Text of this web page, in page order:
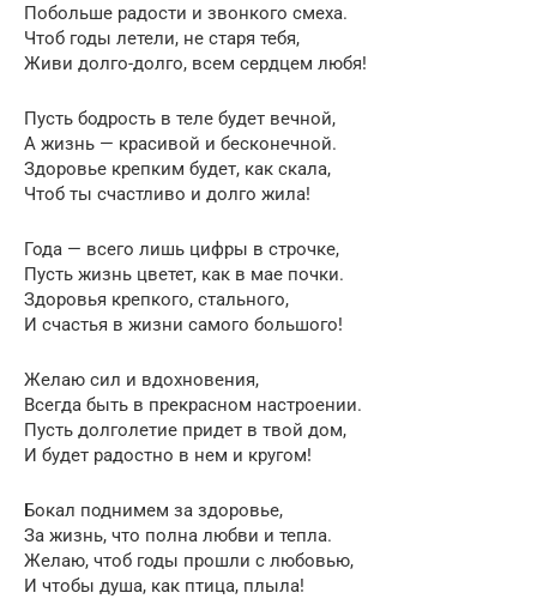
Побольше радости и звонкого смеха.
Чтоб годы летели, не старя тебя,
Живи долго-долго, всем сердцем любя!
Пусть бодрость в теле будет вечной,
А жизнь — красивой и бесконечной.
Здоровье крепким будет, как скала,
Чтоб ты счастливо и долго жила!
Года — всего лишь цифры в строчке,
Пусть жизнь цветет, как в мае почки.
Здоровья крепкого, стального,
И счастья в жизни самого большого!
Желаю сил и вдохновения,
Всегда быть в прекрасном настроении.
Пусть долголетие придет в твой дом,
И будет радостно в нем и кругом!
Бокал поднимем за здоровье,
За жизнь, что полна любви и тепла.
Желаю, чтоб годы прошли с любовью,
И чтобы душа, как птица, плыла!